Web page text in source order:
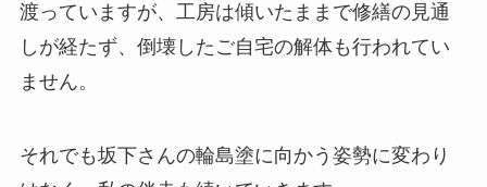
渡っていますが、工房は傾いたままで修繕の見通
しが経たず、倒壊したご自宅の解体も行われてい
ません。
それでも坂下さんの輪島塗に向かう姿勢に変わり